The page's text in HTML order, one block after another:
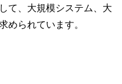
て、大規模システム、大
められています。